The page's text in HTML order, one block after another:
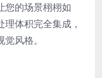
您的场景栩栩如
体积完全集成，
风格。